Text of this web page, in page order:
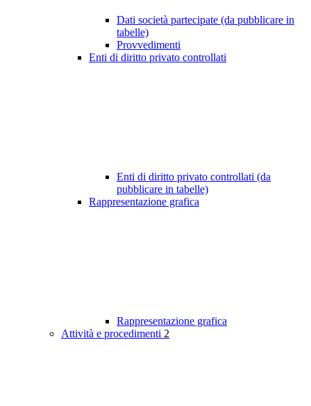
Dati società partecipate (da pubblicare in
tabelle)
Provvedimenti
Enti di diritto privato controllati
Enti di diritto privato controllati (da
pubblicare in tabelle)
Rappresentazione grafica
Rappresentazione grafica
Attività e procedimenti 2